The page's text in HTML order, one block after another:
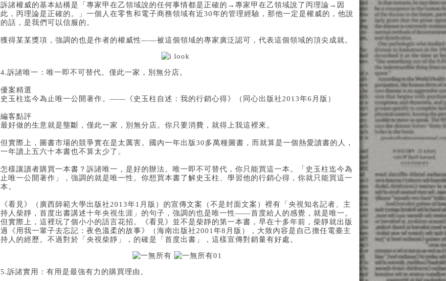
訴諸權威的基本結構是「專家甲在乙領域說的任何事情都是正確的→專家甲在乙領域說了丙理論→因
此，丙理論是正確的。」一個人在零售和電子商務領域有近30年的管理經驗，那他一定是權威的，他說
的話，是我們可以信服的。
獲得某某獎項，強調的也是作者的權威性——被這個領域的專家廣泛認可，代表這個領域的頂尖成就。
4.訴諸唯一：唯一即不可替代。僅此一家，別無分店。
優案精選
史玉柱迄今為止唯一公開著作。——《史玉柱自述：我的行銷心得》（同心出版社2013年6月版）
編客點評
最好做的生意就是壟斷，僅此一家，別無分店。你只要消費，就得上我這裡來。
但實際上，圖書市場的競爭實在是太厲害。國內一年出版30多萬種圖書，而就算是一個熱愛讀書的人，
一年讀上五六十本書也不算太少了。
怎樣讓讀者購買一本書？訴諸唯一，是好的辦法。唯一即不可替代，你只能買這一本。「史玉柱迄今為
止唯一公開著作」，強調的就是唯一性。你想買本書了解史玉柱、學習他的行銷心得，你就只能買這一
本。
《看見》（廣西師範大學出版社2013年1月版）的宣傳文案（不是封面文案）裡有「央視知名記者、主
持人柴靜，首度出書講述十年央視生涯」的句子，強調的也是唯一性——首度給人的感覺，就是唯一。
但實際上，這裡玩了個小小的語言花招。《看見》並不是柴靜的第一本書，早在十多年前，柴靜就出版
過《用我一輩子去忘記：夜色溫柔的故事》（海南出版社2001年8月版），大致內容是自己擔任電臺主
持人的經歷。不過對於「央視柴靜」，的確是「首度出書」，這樣宣傳對銷量有好處。
5.訴諸實用：有用是最強有力的購買理由。